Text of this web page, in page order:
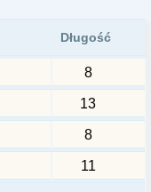
Długość
8
13
8
11